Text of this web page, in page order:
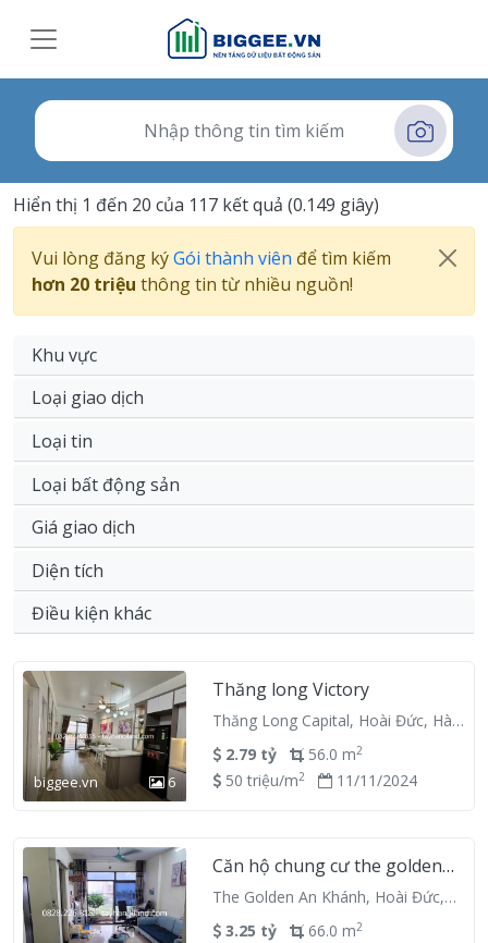
Hiển thị 1 đến 20 của 117 kết quả (0.149 giây)
Vui lòng đăng kýGói thành viên để tìm kiếm
hơn 20 triệu thông tin từ nhiều nguồn!
Khu vực
Loại giao dịch
Loại tin
Loại bất động sản
Giá giao dịch
Diện tích
Điều kiện khác
biggee.vn 6
Thăng long Victory
Thăng Long Capital, Hoài Đức, Hà
Nội
2.79 tỷ 56.0 m2
50 triệu/m2 11/11/2024
Căn hộ chung cư the golden
An Khánh 18T, 2 ngủ 2VS
66m2
The Golden An Khánh, Hoài Đức,
Hà Nội
3.25 tỷ 66.0 m2